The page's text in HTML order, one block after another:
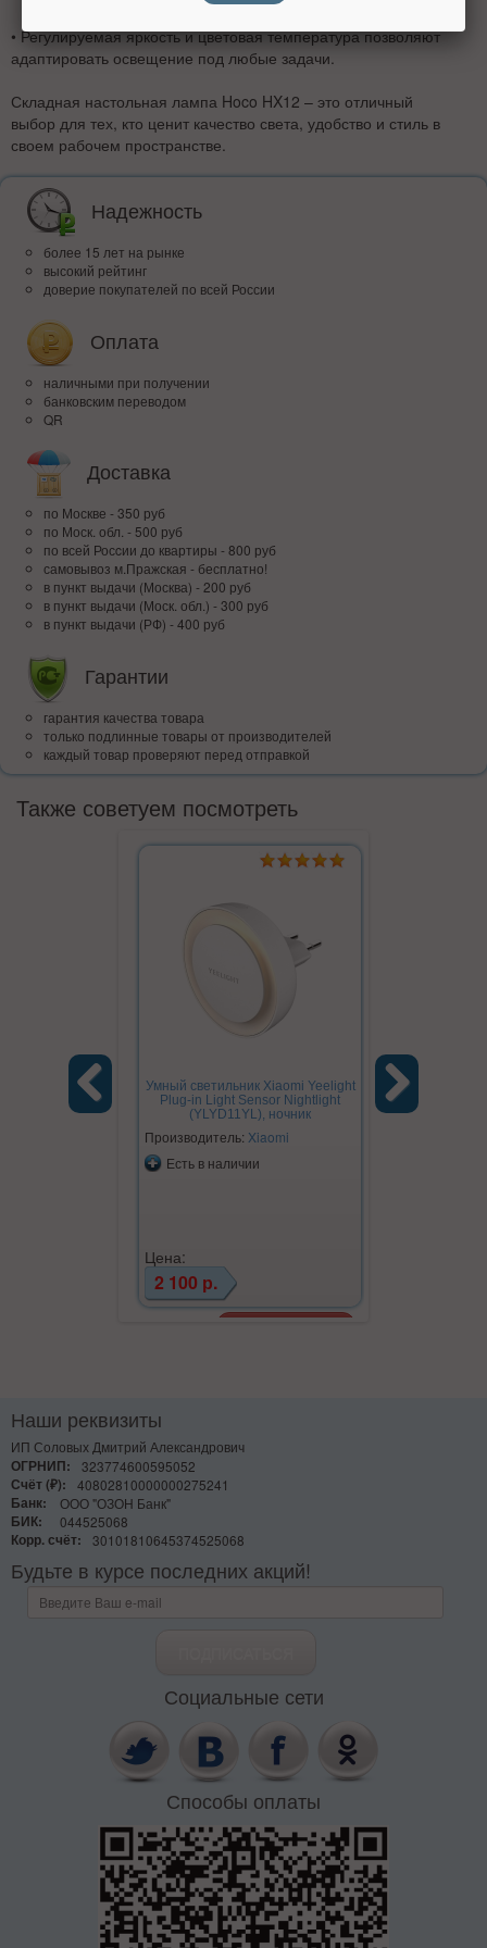
• Регулируемая яркость и цветовая температура позволяют
адаптировать освещение под любые задачи.
Складная настольная лампа Hoco HX12 – это отличный
выбор для тех, кто ценит качество света, удобство и стиль в
своем рабочем пространстве.
Надежность
более 15 лет на рынке
высокий рейтинг
доверие покупателей по всей России
Оплата
наличными при получении
банковским переводом
QR
Доставка
по Москве - 350 руб
по Моск. обл. - 500 руб
по всей Росcии до квартиры - 800 руб
самовывоз м.Пражская - бесплатно!
в пункт выдачи (Москва) - 200 руб
в пункт выдачи (Моск. обл.) - 300 руб
в пункт выдачи (РФ) - 400 руб
Гарантии
гарантия качества товара
только подлинные товары от производителей
каждый товар проверяют перед отправкой
Также советуем посмотреть
Умный светильник Xiaomi Yeelight
Plug-in Light Sensor Nightlight
(YLYD11YL), ночник
Производитель: Xiaomi
Есть в наличии
Цена:
2 100 р.
Наши реквизиты
ИП Соловых Дмитрий Александрович
ОГРНИП:
323774600595052
Счёт (₽):
40802810000000275241
Банк:
ООО "ОЗОН Банк"
БИК:
044525068
Корр. счёт:
30101810645374525068
Будьте в курсе последних акций!
Социальные сети
Способы оплаты